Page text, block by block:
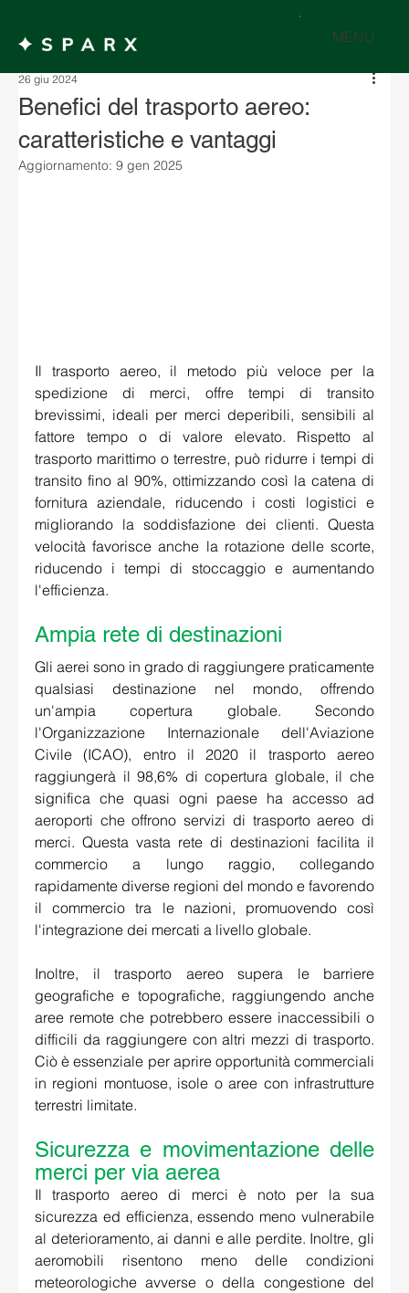
MENU
Benefici del trasporto aereo:
caratteristiche e vantaggi
26 giu 2024
Aggiornamento: 9 gen 2025
Il trasporto aereo, il metodo più veloce per la
spedizione di merci, offre tempi di transito
brevissimi, ideali per merci deperibili, sensibili al
fattore tempo o di valore elevato. Rispetto al
trasporto marittimo o terrestre, può ridurre i tempi di
transito fino al 90%, ottimizzando così la catena di
fornitura aziendale, riducendo i costi logistici e
migliorando la soddisfazione dei clienti. Questa
velocità favorisce anche la rotazione delle scorte,
riducendo i tempi di stoccaggio e aumentando
l'efficienza.
Ampia rete di destinazioni
Gli aerei sono in grado di raggiungere praticamente
qualsiasi destinazione nel mondo, offrendo
un'ampia copertura globale. Secondo
l'Organizzazione Internazionale dell'Aviazione
Civile (ICAO), entro il 2020 il trasporto aereo
raggiungerà il 98,6% di copertura globale, il che
significa che quasi ogni paese ha accesso ad
aeroporti che offrono servizi di trasporto aereo di
merci. Questa vasta rete di destinazioni facilita il
commercio a lungo raggio, collegando
rapidamente diverse regioni del mondo e favorendo
il commercio tra le nazioni, promuovendo così
l'integrazione dei mercati a livello globale.
Inoltre, il trasporto aereo supera le barriere
geografiche e topografiche, raggiungendo anche
aree remote che potrebbero essere inaccessibili o
difficili da raggiungere con altri mezzi di trasporto.
Ciò è essenziale per aprire opportunità commerciali
in regioni montuose, isole o aree con infrastrutture
terrestri limitate.
Sicurezza e movimentazione delle
merci per via aerea
Il trasporto aereo di merci è noto per la sua
sicurezza ed efficienza, essendo meno vulnerabile
al deterioramento, ai danni e alle perdite. Inoltre, gli
aeromobili risentono meno delle condizioni
meteorologiche avverse o della congestione del